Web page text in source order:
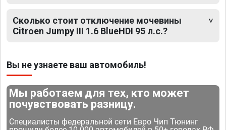
Сколько стоит отключение мочевины
Citroen Jumpy III 1.6 BlueHDI 95 л.с.?
Вы не узнаете ваш автомобиль!
Мы работаем для тех, кто может
почувствовать разницу.
Специалисты федеральной сети Евро Чип Тюнинг